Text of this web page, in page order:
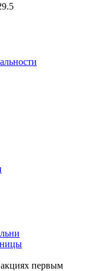
первым